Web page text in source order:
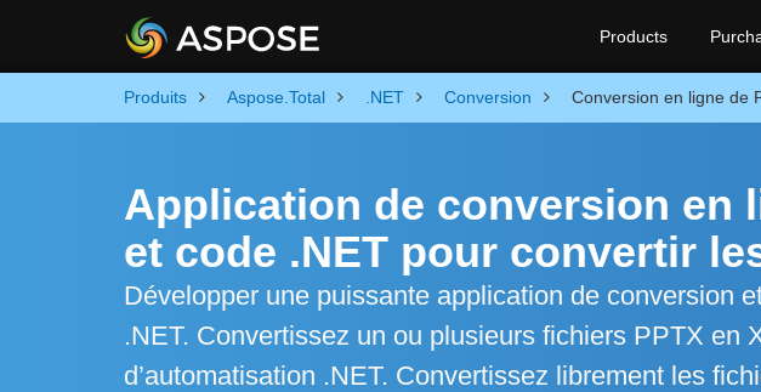
Products
Produits Aspose.Total .NET Conversion Conversion en ligne de
Application de conversion en
et code .NET pour convertir
Développer une puissante application de conversion
.NET. Convertissez un ou plusieurs fichiers PPTX en
d’automatisation .NET. Convertissez librement les